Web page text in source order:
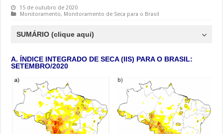
15 de outubro de 2020
Monitoramento, Monitoramento de Seca para o Brasil
SUMÁRIO (clique aqui)
A. ÍNDICE INTEGRADO DE SECA (IIS) PARA O BRASIL:
SETEMBRO/2020